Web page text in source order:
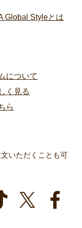
いただくことも可